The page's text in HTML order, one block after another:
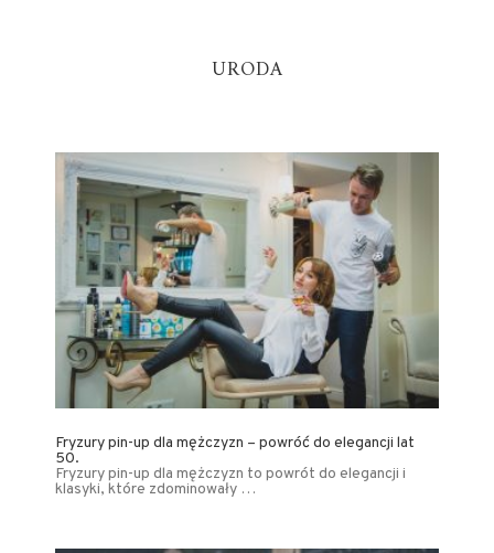
URODA
Fryzury pin-up dla mężczyzn – powróć do elegancji lat
50.
Fryzury pin-up dla mężczyzn to powrót do elegancji i
klasyki, które zdominowały …